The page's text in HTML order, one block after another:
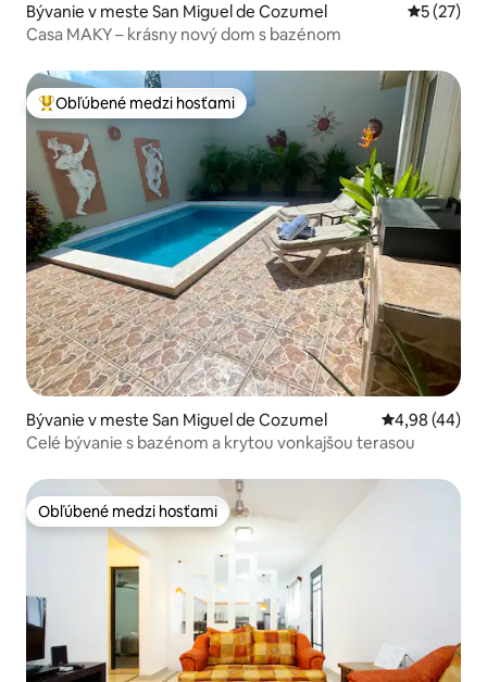
Bývanie v meste San Miguel de Cozumel
5 (27)
Casa MAKY – krásny nový dom s bazénom
Najobľúbenejšie medzi hosťami
Obľúbené medzi hosťami
Bývanie v meste San Miguel de Cozumel Priemerné
4,98 (44)
Celé bývanie s bazénom a krytou vonkajšou terasou
Obľúbené medzi hosťami
Obľúbené medzi hosťami